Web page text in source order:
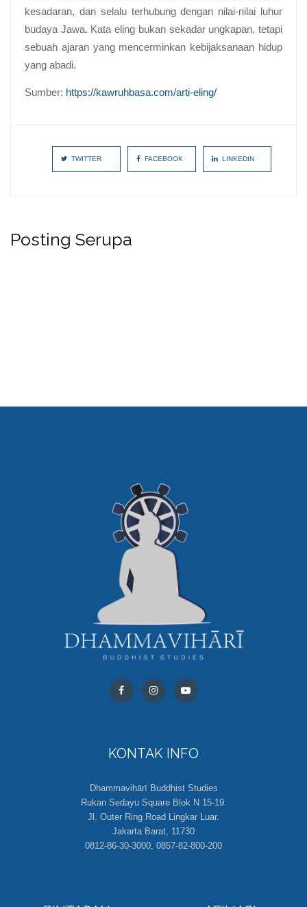
kesadaran, dan selalu terhubung dengan nilai-nilai luhur
budaya Jawa. Kata eling bukan sekadar ungkapan, tetapi
sebuah ajaran yang mencerminkan kebijaksanaan hidup
yang abadi.
Sumber: https://kawruhbasa.com/arti-eling/
TWITTER FACEBOOK LINKEDIN
Posting Serupa
KONTAK INFO
Dhammavihārī Buddhist Studies
Rukan Sedayu Square Blok N 15-19.
Jl. Outer Ring Road Lingkar Luar.
Jakarta Barat, 11730
0812-86-30-3000, 0857-82-800-200